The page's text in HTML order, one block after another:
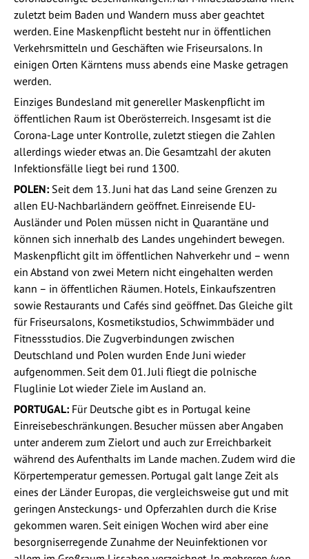
zuletzt beim Baden und Wandern muss aber geachtet
werden. Eine Maskenpflicht besteht nur in öffentlichen
Verkehrsmitteln und Geschäften wie Friseursalons. In
einigen Orten Kärntens muss abends eine Maske getragen
werden.
Einziges Bundesland mit genereller Maskenpflicht im
öffentlichen Raum ist Oberösterreich. Insgesamt ist die
Corona-Lage unter Kontrolle, zuletzt stiegen die Zahlen
allerdings wieder etwas an. Die Gesamtzahl der akuten
Infektionsfälle liegt bei rund 1300.
POLEN: Seit dem 13. Juni hat das Land seine Grenzen zu
allen EU-Nachbarländern geöffnet. Einreisende EU-
Ausländer und Polen müssen nicht in Quarantäne und
können sich innerhalb des Landes ungehindert bewegen.
Maskenpflicht gilt im öffentlichen Nahverkehr und – wenn
ein Abstand von zwei Metern nicht eingehalten werden
kann – in öffentlichen Räumen. Hotels, Einkaufszentren
sowie Restaurants und Cafés sind geöffnet. Das Gleiche gilt
für Friseursalons, Kosmetikstudios, Schwimmbäder und
Fitnessstudios. Die Zugverbindungen zwischen
Deutschland und Polen wurden Ende Juni wieder
aufgenommen. Seit dem 01. Juli fliegt die polnische
Fluglinie Lot wieder Ziele im Ausland an.
PORTUGAL: Für Deutsche gibt es in Portugal keine
Einreisebeschränkungen. Besucher müssen aber Angaben
unter anderem zum Zielort und auch zur Erreichbarkeit
während des Aufenthalts im Lande machen. Zudem wird die
Körpertemperatur gemessen. Portugal galt lange Zeit als
eines der Länder Europas, die vergleichsweise gut und mit
geringen Ansteckungs- und Opferzahlen durch die Krise
gekommen waren. Seit einigen Wochen wird aber eine
besorgniserregende Zunahme der Neuinfektionen vor